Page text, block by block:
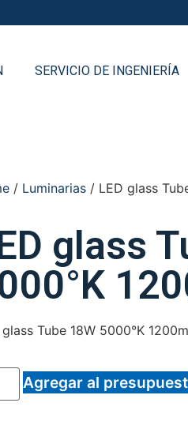
SERVICIO DE INGENIERÍA
/ Luminarias / LED glass
glass
glass Tube 18W 5000°K
Agregar al